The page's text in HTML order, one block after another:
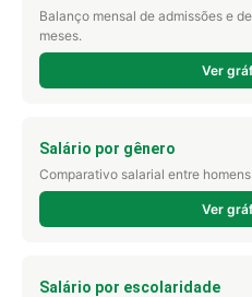
Balanço mensal de admissões e
meses.
Ver
Salário por gênero
Comparativo salarial entre
Ver
Salário por escolaridade